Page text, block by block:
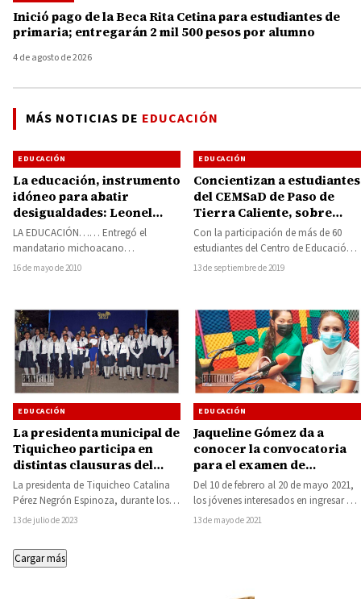
Inició pago de la Beca Rita Cetina para estudiantes de
primaria; entregarán 2 mil 500 pesos por alumno
4 de agosto de 2026
MÁS NOTICIAS DE EDUCACIÓN
EDUCACIÓN
La educación, instrumento
idóneo para abatir
desigualdades: Leonel
Godoy Rangel
LA EDUCACIÓN…… Entregó el
mandatario michoacano
reconocimientos a profesores con 30,
16 de mayo de 2010
EDUCACIÓN
Concientizan a estudiantes
del CEMSaD de Paso de
Tierra Caliente, sobre
salud sexual y prevención
de adicciones
Con la participación de más de 60
estudiantes del Centro de Educación
Media Superior a Distancia (CEMSaD),
13 de septiembre de 2019
EDUCACIÓN
La presidenta municipal de
Tiquicheo participa en
distintas clausuras del
ciclo escolar y refuerza su
compromiso con la
educación
La presidenta de Tiquicheo Catalina
Pérez Negrón Espinoza, durante los
últimos días ha estado acompañando
13 de julio de 2023
EDUCACIÓN
Jaqueline Gómez da a
conocer la convocatoria
para el examen de
admisión del ciclo escolar
2021-2022
Del 10 de febrero al 20 de mayo 2021,
los jóvenes interesados en ingresar al
Instituto Tecnológico Superior…
13 de mayo de 2021
Cargar más